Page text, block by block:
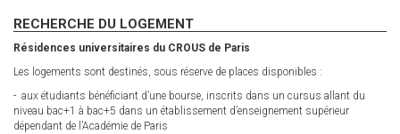
RECHERCHE DU LOGEMENT
Résidences universitaires du CROUS de Paris
Les logements sont destinés, sous réserve de places disponibles :
- aux étudiants bénéficiant d’une bourse, inscrits dans un cursus allant du
niveau bac+1 à bac+5 dans un établissement d’enseignement supérieur
dépendant de l’Académie de Paris